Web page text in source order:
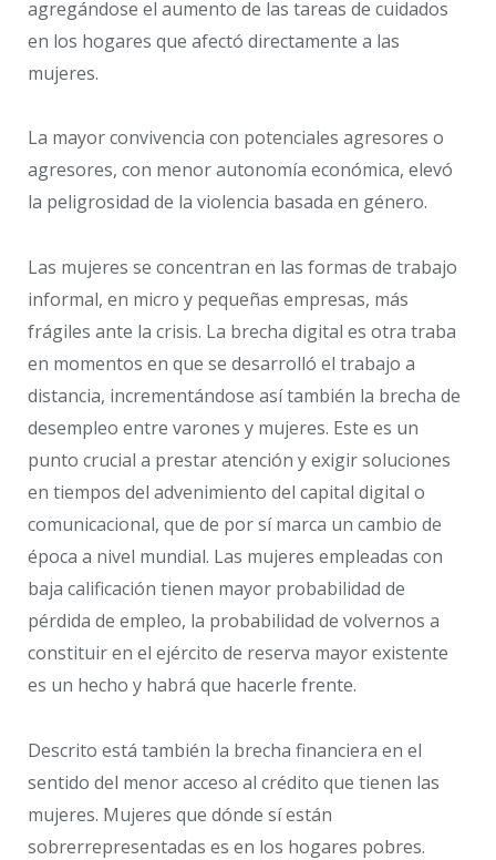
agregándose el aumento de las tareas de cuidados
en los hogares que afectó directamente a las
mujeres.
La mayor convivencia con potenciales agresores o
agresores, con menor autonomía económica, elevó
la peligrosidad de la violencia basada en género.
Las mujeres se concentran en las formas de trabajo
informal, en micro y pequeñas empresas, más
frágiles ante la crisis. La brecha digital es otra traba
en momentos en que se desarrolló el trabajo a
distancia, incrementándose así también la brecha de
desempleo entre varones y mujeres. Este es un
punto crucial a prestar atención y exigir soluciones
en tiempos del advenimiento del capital digital o
comunicacional, que de por sí marca un cambio de
época a nivel mundial. Las mujeres empleadas con
baja calificación tienen mayor probabilidad de
pérdida de empleo, la probabilidad de volvernos a
constituir en el ejército de reserva mayor existente
es un hecho y habrá que hacerle frente.
Descrito está también la brecha financiera en el
sentido del menor acceso al crédito que tienen las
mujeres. Mujeres que dónde sí están
sobrerrepresentadas es en los hogares pobres.